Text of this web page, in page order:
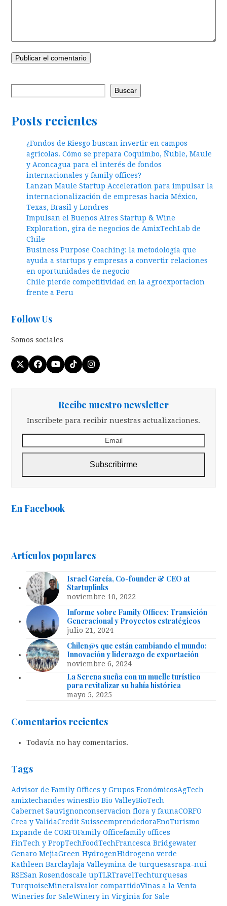
Buscar
Posts recientes
¿Fondos de Riesgo buscan invertir en campos
agricolas. Cómo se prepara Coquimbo, Ñuble, Maule
y Aconcagua para el interés de fondos
internacionales y family offices?
Lanzan Maule Startup Acceleration para impulsar la
internacionalización de empresas hacia México,
Texas, Brasil y Londres
Impulsan el Buenos Aires Startup & Wine
Exploration, gira de negocios de AmixTechLab de
Chile
Business Purpose Coaching: la metodología que
ayuda a startups y empresas a convertir relaciones
en oportunidades de negocio
Chile pierde competitividad en la agroexportacion
frente a Peru
Follow Us
Somos sociales
Twitter
(deprecated)
Facebook
YouTube
TiktokInstagram
Recibe nuestro newsletter
Inscríbete para recibir nuestras actualizaciones.
Subscribirme
En Facebook
Artículos populares
Israel García, Co-founder & CEO at
Startuplinks
noviembre 10, 2022
Informe sobre Family Offices: Transición
Generacional y Proyectos estratégicos
julio 21, 2024
Chilen@s que están cambiando el mundo:
Innovación y liderazgo de exportación
noviembre 6, 2024
La Serena sueña con un muelle turístico
para revitalizar su bahía histórica
mayo 5, 2025
Comentarios recientes
Todavía no hay comentarios.
Tags
Advisor de Family Offices y Grupos EconómicosAgTech
amixtechandes winesBio Bio ValleyBioTech
Cabernet Sauvignonconservacion flora y faunaCORFO
Crea y ValidaCredit SuisseemprendedoraEnoTurismo
Expande de CORFOFamily Officefamily offices
FinTech y PropTechFoodTechFrancesca Bridgewater
Genaro MejiaGreen HydrogenHidrogeno verde
Kathleen Barclaylaja Valleymina de turquesasrapa-nui
RSESan Rosendoscale upTLRTravelTechturquesas
TurquoiseMineralsvalor compartidoVinas a la Venta
Wineries for SaleWinery in Virginia for Sale